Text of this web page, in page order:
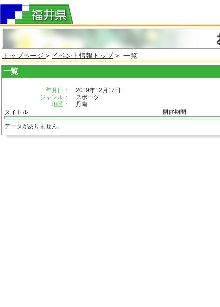
トップページ > イベント情報トップ> 一覧
一覧
年月日：
2019年12月17日
ジャンル：
スポーツ
地区：
丹南
タイトル
開催期間
データがありません。